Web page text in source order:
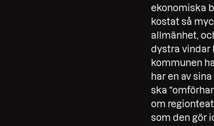
ekonomiska
kostat så
allmänhet,
dystra vindar
kommunen
har en av
ska
om
som den gör